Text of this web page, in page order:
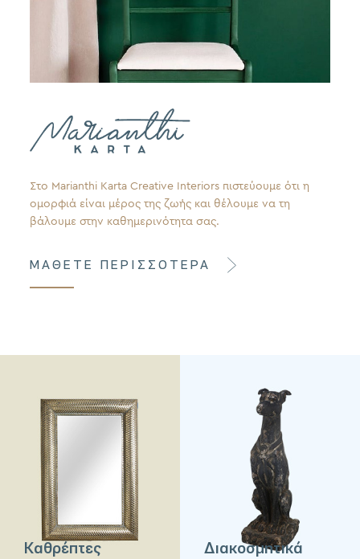
Στο Marianthi Karta Creative Interiors πιστεύουμε ότι η
ομορφιά είναι μέρος της ζωής και θέλουμε να τη
βάλουμε στην καθημερινότητα σας.
ΜΑΘΕΤΕ ΠΕΡΙΣΣΟΤΕΡΑ
Καθρέπτες Διακοσμητικά